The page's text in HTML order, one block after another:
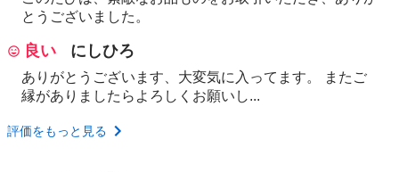
とうございました。
良い にしひろ
ありがとうございます、大変気に入ってます。 またご
縁がありましたらよろしくお願いし...
評価をもっと見る